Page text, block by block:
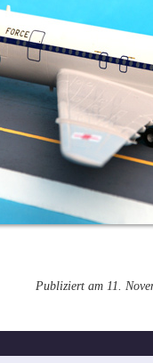
Publiziert am 11.